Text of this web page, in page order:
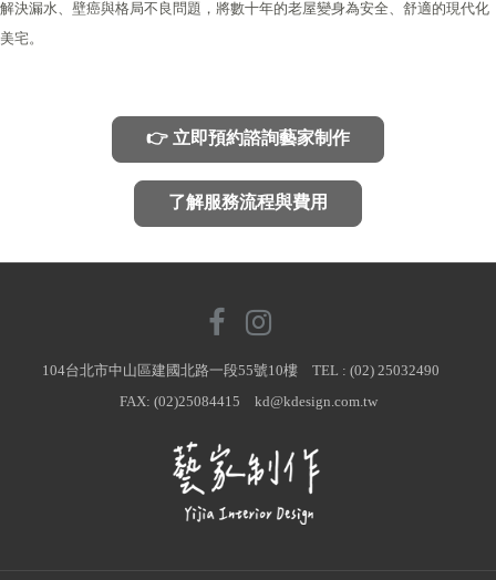
解決漏水、壁癌與格局不良問題，將數十年的老屋變身為安全、舒適的現代化
美宅。
👉 立即預約諮詢藝家制作
了解服務流程與費用
104台北市中山區建國北路一段55號10樓 TEL : (02) 25032490
FAX: (02)25084415 kd@kdesign.com.tw